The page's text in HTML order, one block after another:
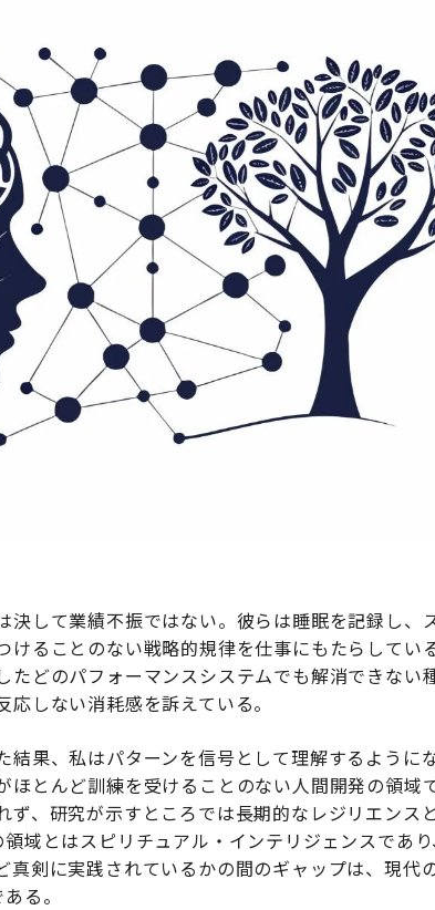
して業績不振ではない。彼らは睡眠を記録し、
ることのない戦略的規律を仕事にもたらしてい
どのパフォーマンスシステムでも解消できない
しない消耗感を訴えている。
果、私はパターンを信号として理解するように
とんど訓練を受けることのない人間開発の領域
、研究が示すところでは長期的なレジリエンス
域とはスピリチュアル・インテリジェンスであ
剣に実践されているかの間のギャップは、現代
る。